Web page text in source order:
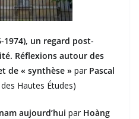
1974), un regard post-
Réflexions autour des
de « synthèse » par Pascal
Hautes Études)
aujourd’hui par Hoàng